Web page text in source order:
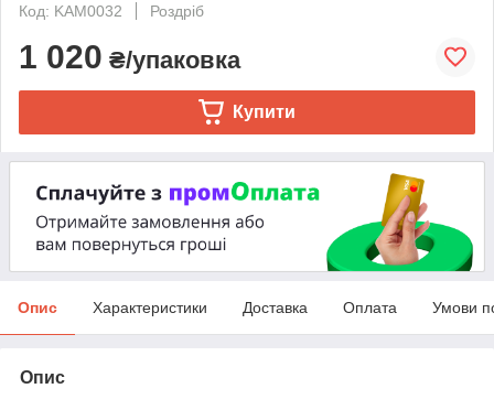
Код: KAM0032
Роздріб
1 020 ₴/упаковка
Купити
Опис Характеристики Доставка Оплата Умови
Опис